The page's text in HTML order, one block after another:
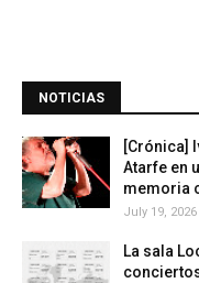
NOTICIAS
[Crónica]
Atarfe en
memoria
July 19, 2026
La sala